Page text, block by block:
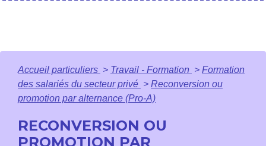
Accueil particuliers > Travail - Formation > Formation
des salariés du secteur privé > Reconversion ou
promotion par alternance (Pro-A)
RECONVERSION OU
PROMOTION PAR